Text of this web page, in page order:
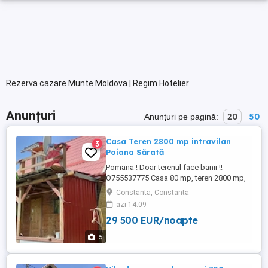
Rezerva cazare Munte Moldova | Regim Hotelier
Anunțuri Anunțuri pe pagină: 20 50
5
3
Casa Teren 2800 mp intravilan
Poiana Sărată
Pomana ! Doar terenul face banii !!
O755537775 Casa 80 mp, teren 2800 mp,
intravilan și extravilan, sat Poiana Sărată,
jud bacau , iesire la drumul Onești.. Brașov
, punct trafo, pentru panouri solare. apa ,
wc, fosa , curent, livada , vie, 19 metri
Constanta, Constanta
azi 14:09
29 500 EUR/noapte